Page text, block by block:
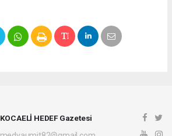
KOCAELİ HEDEF Gazetesi